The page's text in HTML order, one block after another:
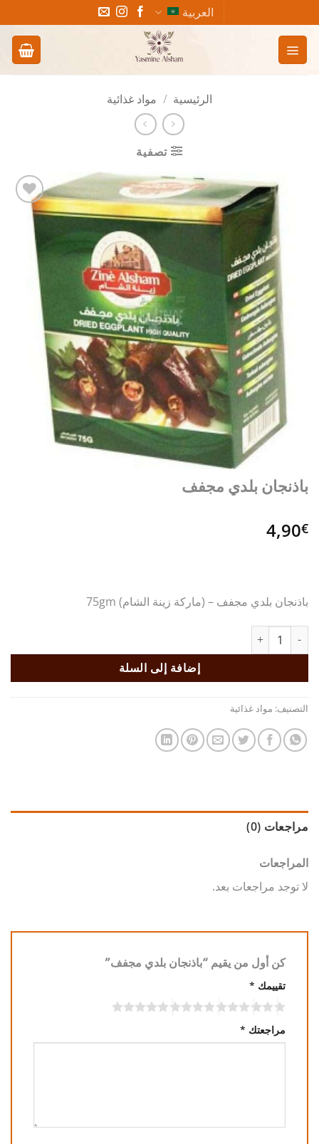
للمحتوى
العربية
الرئيسية / مواد غذائية
تصفية
Add to
wishlist
باذنجان بلدي مجفف
4,90€
باذنجان بلدي مجفف – (ماركة زينة الشام) 75gm
كمية باذنجان بلدي مجفف
إضافة إلى السلة
التصنيف: مواد غذائية
مراجعات (0)
المراجعات
لا توجد مراجعات بعد.
كن أول من يقيم “باذنجان بلدي مجفف”
تقييمك *
مراجعتك *